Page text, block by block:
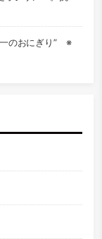
一のおにぎり” ※